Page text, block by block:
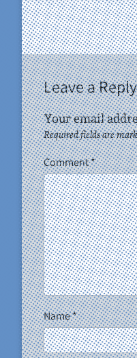
Leave a Reply
Your email
Required fields are
Comment*
Name*